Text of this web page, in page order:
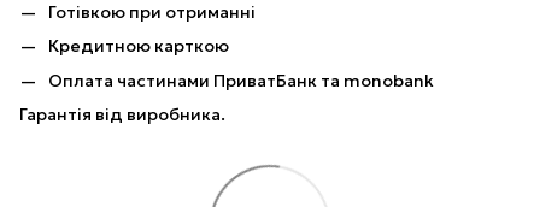
Готівкою при отриманні
Кредитною карткою
Оплата частинами ПриватБанк та monobank
Гарантія від виробника.